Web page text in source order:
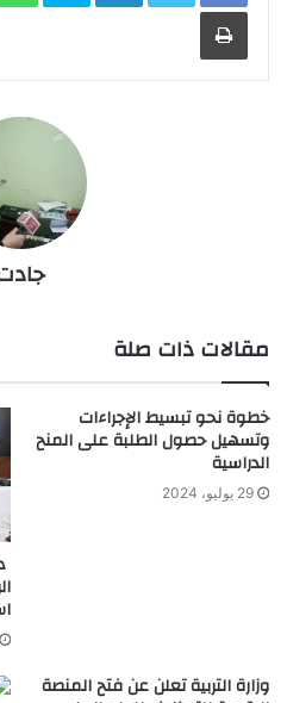
طباعة
مقالات ذات صلة
خطوة نحو تبسيط الإجراءات
وتسهيل حصول الطلبة على المنح
الدراسية
29 يوليو، 2024
وزارة التربية تعلن عن فتح المنصة